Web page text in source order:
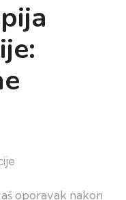
oporavak nakon